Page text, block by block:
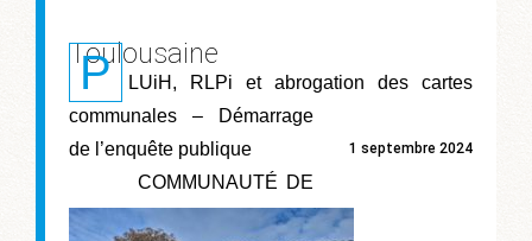
Toulousaine
1 septembre 2024
P
LUiH, RLPi et abrogation des cartes
communales – Démarrage
de l’enquête publique
COMMUNAUTÉ DE